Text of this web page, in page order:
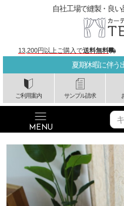
夏期休暇に伴う
ご利用案内 サンプル請求
自社工場で縫製・良
13,200円以上ご購入で送料無料